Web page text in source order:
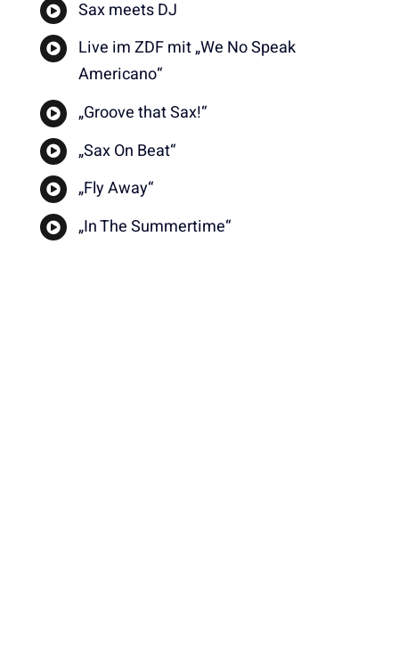
Sax meets DJ
Live im ZDF mit „We No Speak
Americano“
„Groove that Sax!“
„Sax On Beat“
„Fly Away“
„In The Summertime“